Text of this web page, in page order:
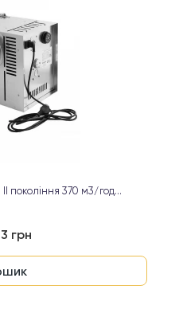
ІІ покоління 370 м3/год...
грн